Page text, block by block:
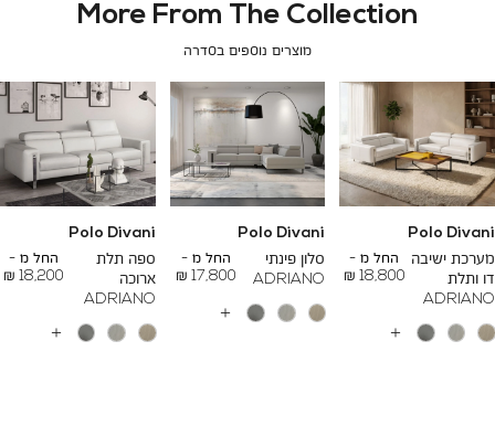
More From The Collection
מוצרים נוספים בסדרה
Polo Divani
מערכת ישיבה
דו ותלת
ADRIANO
החל מ -
18,800 ₪
To
24,500 ₪
עוד
Polo Divani
סלון פינתי
ADRIANO
החל מ -
17,800 ₪
To
26,700 ₪
עוד
Polo Divani
ספה תלת
ארוכה
ADRIANO
החל מ -
18,200 ₪
To
23,200 ₪
עוד